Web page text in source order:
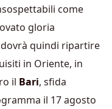
come
gloria
quindi ripartire
in Oriente, in
il Bari, sfida
il 17 agosto